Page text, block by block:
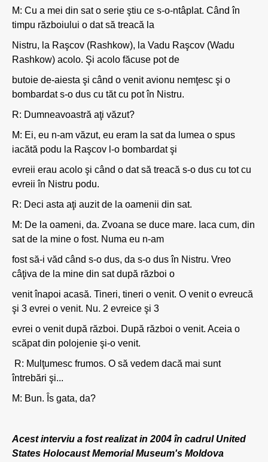
M: Cu a mei din sat o serie ştiu ce s-o-ntâplat. Când în
timpu războiului o dat să treacă la
Nistru, la Raşcov (Rashkow), la Vadu Raşcov (Wadu
Rashkow) acolo. Şi acolo făcuse pot de
butoie de-aiesta şi când o venit avionu nemţesc şi o
bombardat s-o dus cu tăt cu pot în Nistru.
R: Dumneavoastră aţi văzut?
M: Ei, eu n-am văzut, eu eram la sat da lumea o spus
iacătă podu la Raşcov l-o bombardat şi
evreii erau acolo şi când o dat să treacă s-o dus cu tot cu
evreii în Nistru podu.
R: Deci asta aţi auzit de la oamenii din sat.
M: De la oameni, da. Zvoana se duce mare. Iaca cum, din
sat de la mine o fost. Numa eu n-am
fost să-i văd când s-o dus, da s-o dus în Nistru. Vreo
câţiva de la mine din sat după război o
venit înapoi acasă. Tineri, tineri o venit. O venit o evreucă
şi 3 evrei o venit. Nu. 2 evreice şi 3
evrei o venit după război. După război o venit. Aceia o
scăpat din polojenie şi-o venit.
R: Mulţumesc frumos. O să vedem dacă mai sunt
întrebări şi...
M: Bun. Îs gata, da?
Acest interviu a fost realizat in 2004 în cadrul United
States Holocaust Memorial Museum's Moldova